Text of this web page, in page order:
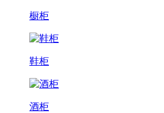
橱柜
鞋柜
酒柜